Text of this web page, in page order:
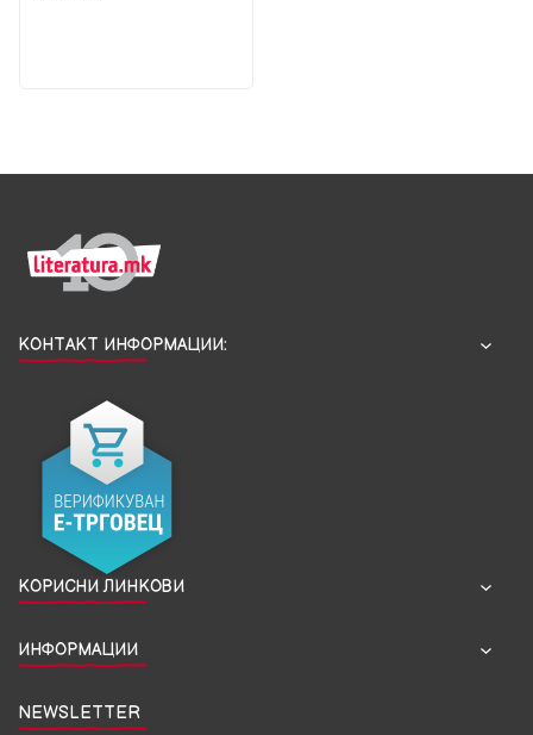
КОНТАКТ ИНФОРМАЦИИ:
КОРИСНИ ЛИНКОВИ
ИНФОРМАЦИИ
NEWSLETTER